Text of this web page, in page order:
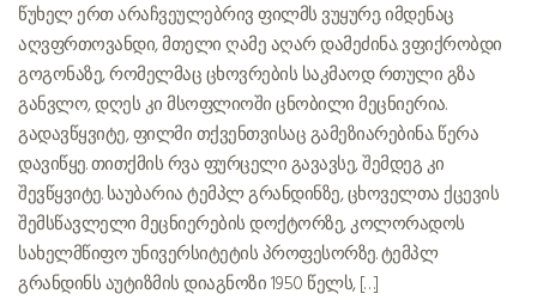
წუხელ ერთ არაჩვეულებრივ ფილმს ვუყურე. იმდენაც
აღვფრთოვანდი, მთელი ღამე აღარ დამეძინა. ვფიქრობდი
გოგონაზე, რომელმაც ცხოვრების საკმაოდ რთული გზა
განვლო, დღეს კი მსოფლიოში ცნობილი მეცნიერია.
გადავწყვიტე, ფილმი თქვენთვისაც გამეზიარებინა. წერა
დავიწყე. თითქმის რვა ფურცელი გავავსე, შემდეგ კი
შევწყვიტე. საუბარია ტემპლ გრანდინზე, ცხოველთა ქცევის
შემსწავლელი მეცნიერების დოქტორზე, კოლორადოს
სახელმწიფო უნივერსიტეტის პროფესორზე. ტემპლ
გრანდინს აუტიზმის დიაგნოზი 1950 წელს, […]